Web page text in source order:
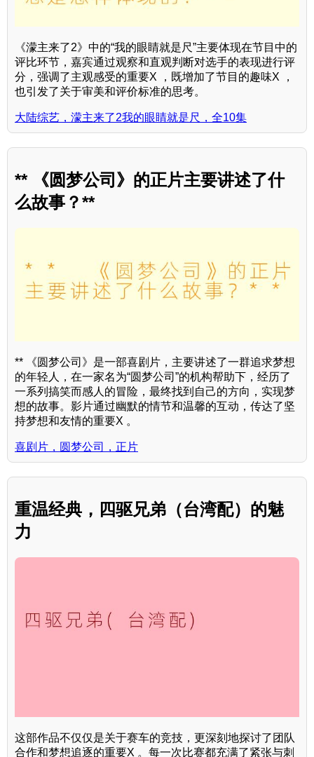
《濛主来了2》中的“我的眼睛就是尺”主要体现在节目中的
评比环节，嘉宾通过观察和直观判断对选手的表现进行评
分，强调了主观感受的重要X ，既增加了节目的趣味X ，
也引发了关于审美和评价标准的思考。
大陆综艺，濛主来了2我的眼睛就是尺，全10集
** 《圆梦公司》的正片主要讲述了什
么故事？**
** 《圆梦公司》是一部喜剧片，主要讲述了一群追求梦想
的年轻人，在一家名为“圆梦公司”的机构帮助下，经历了
一系列搞笑而感人的冒险，最终找到自己的方向，实现梦
想的故事。影片通过幽默的情节和温馨的互动，传达了坚
持梦想和友情的重要X 。
喜剧片，圆梦公司，正片
重温经典，四驱兄弟（台湾配）的魅
力
这部作品不仅仅是关于赛车的竞技，更深刻地探讨了团队
合作和梦想追逐的重要X 。每一次比赛都充满了紧张与刺